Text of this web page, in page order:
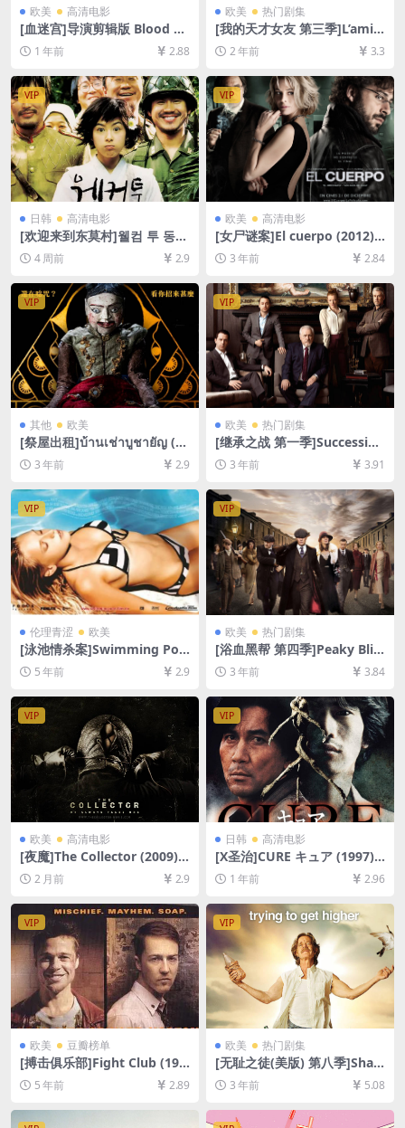
欧美 高清电影
[血迷宫]导演剪辑版 Blood Si
mple (1984)[百度网盘+夸克
网盘1080P超清未删减资源]
[网盘在线播放/下载][MP4/6.
3GB][中英字幕]
1 年前 2.88
欧美 热门剧集
[我的天才女友 第三季]L’amic
a geniale Season 3 (2022)
[百度网盘+夸克网盘1080P超
清未删减资源][网盘在线播放/
下载][MP4/30GB][中英字幕]
2 年前 3.3
VIP
日韩 高清电影
[欢迎来到东莫村]웰컴 투 동막
골 (2005)[百度网盘+夸克网盘
1080P超清未删减资源][网盘
文字幕]
4 周前 2.9
VIP
欧美 高清电影
[女尸谜案]El cuerpo (2012)
[百度网盘+迅雷云盘资源1080
P超清未删减][MP4/5GB][中
3 年前 2.84
VIP
其他 欧美
[祭屋出租]บ้านเช่าบูชายัญ (20
23)[百度网盘+迅雷云盘资源1
080P超清未删减][MP4/4GB]
[泰语中字]
3 年前 2.9
VIP
欧美 热门剧集
[继承之战 第一季]Succession
Season 1 (2018)[百度网盘
+夸克网盘资源1080P超清未
删减][MP4/28GB][中英字幕]
3 年前 3.91
VIP
伦理青涩 欧美
[泳池情杀案]Swimming Poo
l (2003)[百度网盘+迅雷云盘
资源1080P超清未删减][MP4/
6.5GB][原声中字]【视频文件
+防和谐压缩包（含解压密
码）】
5 年前 2.9
VIP
欧美 热门剧集
[浴血黑帮 第四季]Peaky Blin
ders Season 4 (2017)[百度网
盘+迅雷云盘+阿里云盘资源10
80P超清未删减][MP4/10GB]
[中英字幕]
3 年前 3.84
VIP
欧美 高清电影
[夜魔]The Collector (2009)
[百度网盘+夸克网盘1080P超
清未删减资源][网盘在线播放/
2 月前 2.9
VIP
日韩 高清电影
[X圣治]CURE キュア (1997)
[百度网盘+夸克网盘1080P超
清未删减资源][网盘在线播放/
1 年前 2.96
VIP
欧美 豆瓣榜单
[搏击俱乐部]Fight Club (199
9)[百度网盘+夸克网盘+迅雷云
盘资源1080P超清未删减][MP
4/8.9GB][中英字幕]
5 年前 2.89
VIP
欧美 热门剧集
[无耻之徒(美版) 第八季]Sha
meless Season 8 (2017)[百
度网盘+夸克网盘1080P超清
未删减资源][网盘在线播放/下
载][MP4/30GB][中英字幕]
3 年前 5.08